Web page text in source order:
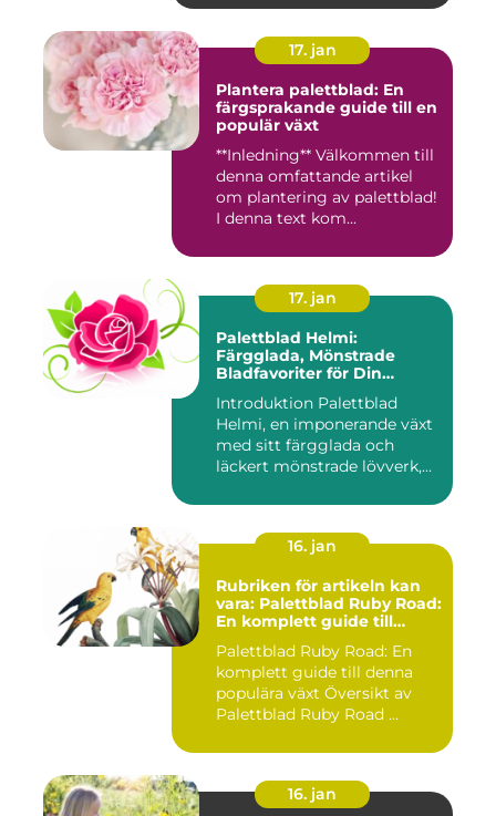
17. jan
Plantera palettblad: En
färgsprakande guide till en
populär växt
**Inledning** Välkommen till
denna omfattande artikel
om plantering av palettblad!
I denna text kom...
17. jan
Palettblad Helmi:
Färgglada, Mönstrade
Bladfavoriter för Din
Introduktion Palettblad
Helmi, en imponerande växt
med sitt färgglada och
läckert mönstrade lövverk,...
16. jan
Rubriken för artikeln kan
vara: Palettblad Ruby Road:
En komplett guide till
Palettblad Ruby Road: En
komplett guide till denna
populära växt Översikt av
Palettblad Ruby Road ...
16. jan